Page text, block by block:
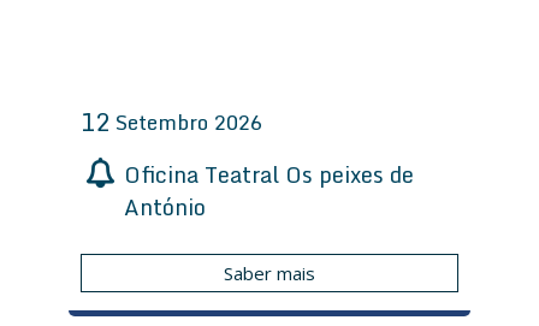
12 Setembro 2026
Oficina Teatral Os peixes de
António
Saber mais